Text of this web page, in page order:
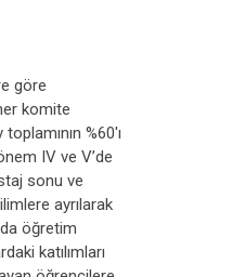
göre
komite
%60'ı
IV ve V’de
sonu ve
ayrılarak
öğretim
katılımları